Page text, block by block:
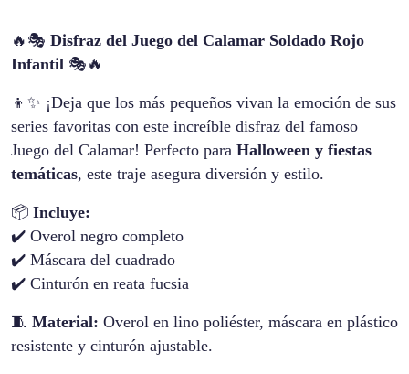
🔥🎭 Disfraz del Juego del Calamar Soldado Rojo
Infantil 🎭🔥
👦✨ ¡Deja que los más pequeños vivan la emoción de sus
series favoritas con este increíble disfraz del famoso
Juego del Calamar! Perfecto para Halloween y fiestas
temáticas, este traje asegura diversión y estilo.
📦 Incluye:
✔️ Overol negro completo
✔️ Máscara del cuadrado
✔️ Cinturón en reata fucsia
🧵 Material: Overol en lino poliéster, máscara en plástico
resistente y cinturón ajustable.